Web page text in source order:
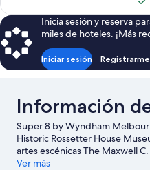
Inicia sesión y reserva
miles de hoteles. ¡Más
Iniciar sesión
Información
Super 8 by Wyndham
Historic Rossetter House
artes escénicas The Maxwell
culturales destacados, y
Ver más